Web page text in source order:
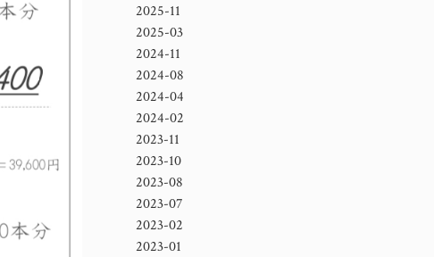
2025-11
2025-03
2024-11
2024-08
2024-04
2024-02
2023-11
2023-10
2023-08
2023-07
2023-02
2023-01